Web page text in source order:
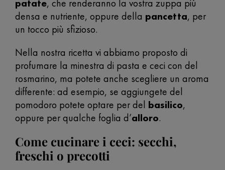
patate, che renderanno la vostra zuppa più
densa e nutriente, oppure della pancetta, per
un tocco più sfizioso.
Nella nostra ricetta vi abbiamo proposto di
profumare la minestra di pasta e ceci con del
rosmarino, ma potete anche scegliere un aroma
differente: ad esempio, se aggiungete del
pomodoro potete optare per del basilico,
oppure per qualche foglia d’alloro.
Come cucinare i ceci: secchi,
freschi o precotti